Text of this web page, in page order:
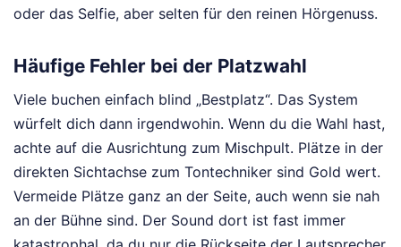
oder das Selfie, aber selten für den reinen Hörgenuss.
Häufige Fehler bei der Platzwahl
Viele buchen einfach blind „Bestplatz“. Das System
würfelt dich dann irgendwohin. Wenn du die Wahl hast,
achte auf die Ausrichtung zum Mischpult. Plätze in der
direkten Sichtachse zum Tontechniker sind Gold wert.
Vermeide Plätze ganz an der Seite, auch wenn sie nah
an der Bühne sind. Der Sound dort ist fast immer